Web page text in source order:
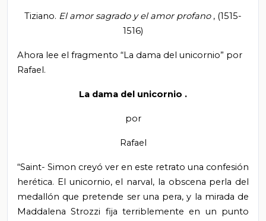
Tiziano. El amor sagrado y el amor profano , (1515-
1516)
Ahora lee el fragmento “La dama del unicornio” por
Rafael.
La dama del unicornio .
por
Rafael
“Saint- Simon creyó ver en este retrato una confesión
herética. El unicornio, el narval, la obscena perla del
medallón que pretende ser una pera, y la mirada de
MaddalenaStrozzi fija terriblemente en un punto